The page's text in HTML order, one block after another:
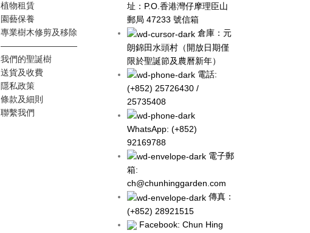
植物租賃
園藝保養
專業樹木修剪及移除
—————————
我們的聖誕樹
送貨及收費
隱私政策
條款及細則
聯繫我們
址：P.O.香港灣仔摩理臣山
郵局 47233 號信箱
倉庫：元
朗錦田水頭村（開放日期僅
限於聖誕節及農曆新年）
電話:
(+852) 25726430 /
25735408
WhatsApp: (+852)
92169788
電子郵
箱:
ch@chunhinggarden.com
傳真：
(+852) 28921515
Facebook:Chun Hing